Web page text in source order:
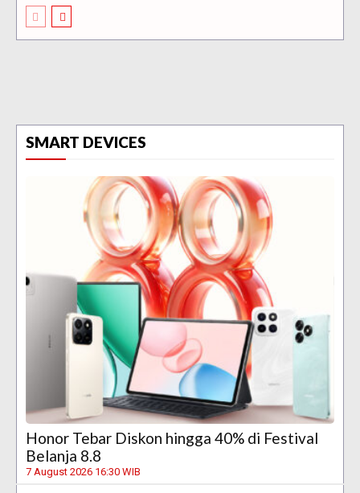
SMART DEVICES
Honor Tebar Diskon hingga 40% di Festival
Belanja 8.8
7 August 2026 16:30 WIB